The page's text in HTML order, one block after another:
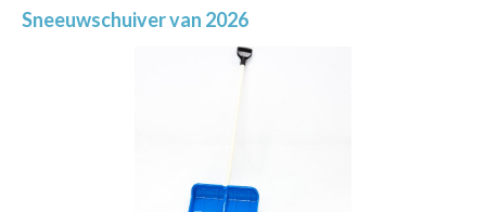
Sneeuwschuiver van 2026